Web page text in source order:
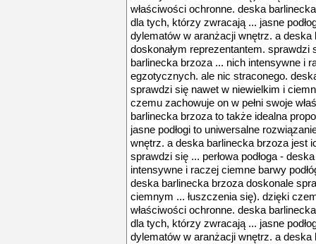
właściwości ochronne. deska
dla tych, którzy zwracają ... jasne
dylematów w aranżacji wnętrz. a
doskonałym reprezentantem. sprawdzi
barlinecka brzoza ... nich intensywne i
egzotycznych. ale nic straconego.
sprawdzi się nawet w niewielkim i
czemu zachowuje on w pełni swoje
barlinecka brzoza to także idealna
jasne podłogi to uniwersalne
wnętrz. a deska barlinecka brzoza jest
sprawdzi się ... perłowa podłoga -
intensywne i raczej ciemne barwy
deska barlinecka brzoza doskonale
ciemnym ... łuszczenia się). dzięki
właściwości ochronne. deska
dla tych, którzy zwracają ... jasne
dylematów w aranżacji wnętrz. a